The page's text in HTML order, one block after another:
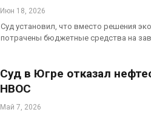
Июн 18, 2026
Суд установил, что вместо решения
потрачены бюджетные средства на
Суд в Югре отказал
НВОС
Май 7, 2026